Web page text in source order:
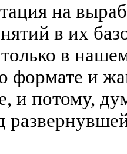
на
в их
в
формате и
и потому,